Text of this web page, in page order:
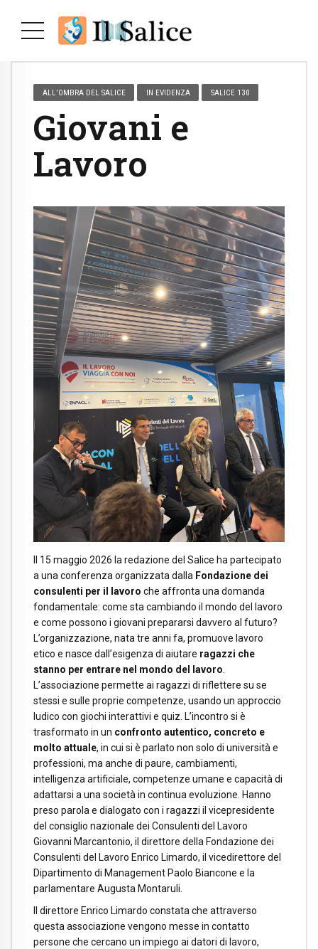
ALL’OMBRA DEL SALICE IN EVIDENZA SALICE 130
Giovani e
Lavoro
Il 15 maggio 2026 la redazione del Salice ha partecipato
a una conferenza organizzata dalla Fondazione dei
consulenti per il lavoro che affronta una domanda
fondamentale: come sta cambiando il mondo del lavoro
e come possono i giovani prepararsi davvero al futuro?
L’organizzazione, nata tre anni fa, promuove lavoro
etico e nasce dall’esigenza di aiutare ragazzi che
stanno per entrare nel mondo del lavoro.
L’associazione permette ai ragazzi di riflettere su se
stessi e sulle proprie competenze, usando un approccio
ludico con giochi interattivi e quiz. L’incontro si è
trasformato in un confronto autentico, concreto e
molto attuale, in cui si è parlato non solo di università e
professioni, ma anche di paure, cambiamenti,
intelligenza artificiale, competenze umane e capacità di
adattarsi a una società in continua evoluzione. Hanno
preso parola e dialogato con i ragazzi il vicepresidente
del consiglio nazionale dei Consulenti del Lavoro
Giovanni Marcantonio, il direttore della Fondazione dei
Consulenti del Lavoro Enrico Limardo, il vicedirettore del
Dipartimento di Management Paolo Biancone e la
parlamentare Augusta Montaruli.
Il direttore Enrico Limardo constata che attraverso
questa associazione vengono messe in contatto
persone che cercano un impiego ai datori di lavoro,